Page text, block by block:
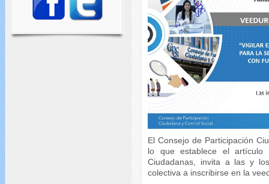
El Consejo de Participación
lo que establece el artículo
Ciudadanas, invita a las y
colectiva a inscribirse en la